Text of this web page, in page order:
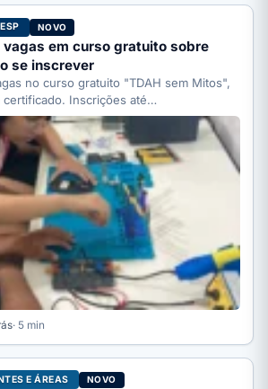
NOVO
vagas em curso gratuito sobre
se inscrever
no curso gratuito "TDAH sem Mitos",
certificado. Inscrições até…
· 5 min
E ÁREAS NOVO